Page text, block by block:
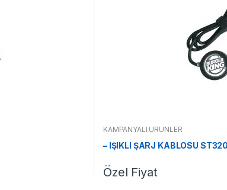
KAMPANYALI ÜRÜNLER
– IŞIKLI ŞARJ KABLOSU
Özel Fiyat